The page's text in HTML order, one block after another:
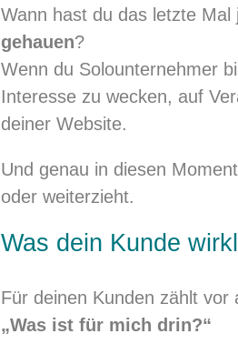
Wann hast du das letzte
gehauen?
Wenn du Solounternehmer
Interesse zu wecken, auf
deiner Website.
Und genau in diesen
oder weiterzieht.
Was dein Kunde
Für deinen Kunden zählt vor
„Was ist für mich drin?“